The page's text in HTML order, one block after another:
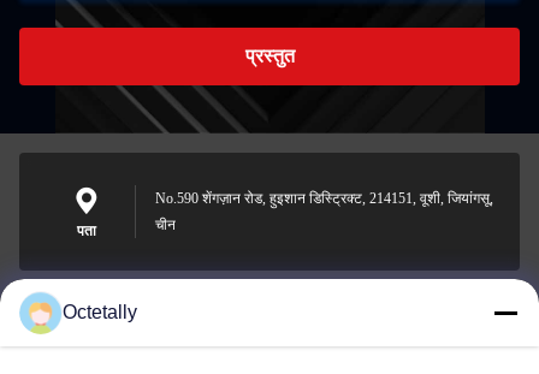
प्रस्तुत
पता
No.590 शेंगज़ान रोड, हुइशान डिस्ट्रिक्ट, 214151, वूशी, जियांगसू,
चीन
sales@wellleader.com
Octetally